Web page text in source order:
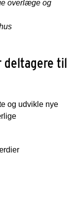
overlæge og
deltagere til
og udvikle nye